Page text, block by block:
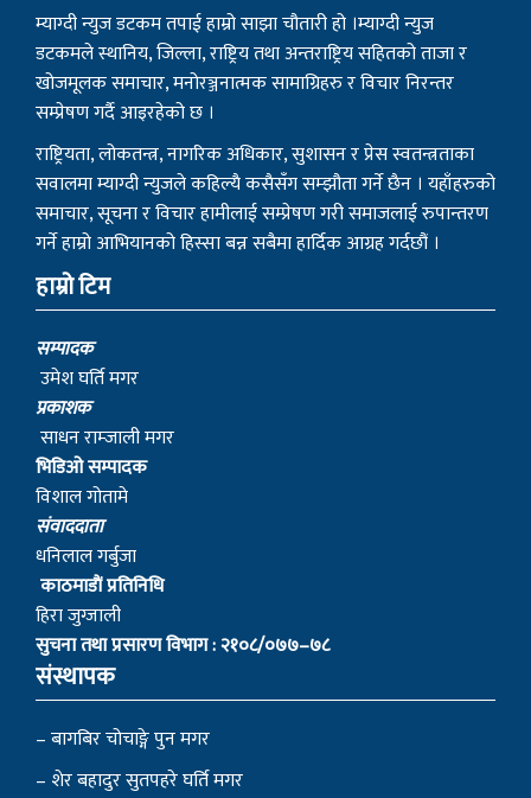
म्याग्दी न्युज डटकम तपाई हाम्रो साझा चौतारी हो ।म्याग्दी न्युज
डटकमले स्थानिय, जिल्ला, राष्ट्रिय तथा अन्तराष्ट्रिय सहितको ताजा र
खोजमूलक समाचार, मनोरञ्जनात्मक सामाग्रिहरु र विचार निरन्तर
सम्प्रेषण गर्दै आइरहेको छ ।
राष्ट्रियता, लोकतन्त्र, नागरिक अधिकार, सुशासन र प्रेस स्वतन्त्रताका
सवालमा म्याग्दी न्युजले कहिल्यै कसैसँग सम्झौता गर्ने छैन । यहाँहरुको
समाचार, सूचना र विचार हामीलाई सम्प्रेषण गरी समाजलाई रुपान्तरण
गर्ने हाम्रो आभियानको हिस्सा बन्न सबैमा हार्दिक आग्रह गर्दछौं ।
हाम्रो टिम
सम्पादक
उमेश घर्ति मगर
प्रकाशक
साधन राम्जाली मगर
भिडिओ सम्पादक
विशाल गोतामे
स‌ंवाददाता
धनिलाल गर्बुजा
काठमाडाैं प्रतिनिधि
हिरा जुग्जाली
सुचना तथा प्रसारण विभाग : २१०८/०७७–७८
संस्थापक
– बागबिर चोचाङ्गे पुन मगर
– शेर बहादुर सुतपहरे घर्ति मगर